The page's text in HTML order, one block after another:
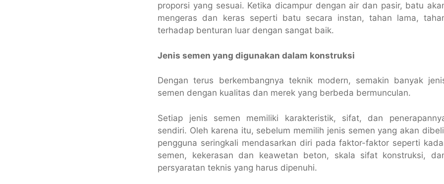
proporsi yang sesuai. Ketika dicampur dengan air dan pasir, batu
mengeras dan keras seperti batu secara instan, tahan lama,
terhadap benturan luar dengan sangat baik.
Jenis semen yang digunakan dalam konstruksi
Dengan terus berkembangnya teknik modern, semakin banyak
semen dengan kualitas dan merek yang berbeda bermunculan.
Setiap jenis semen memiliki karakteristik, sifat, dan
sendiri. Oleh karena itu, sebelum memilih jenis semen yang akan
pengguna seringkali mendasarkan diri pada faktor-faktor seperti
semen, kekerasan dan keawetan beton, skala sifat konstruksi,
persyaratan teknis yang harus dipenuhi.